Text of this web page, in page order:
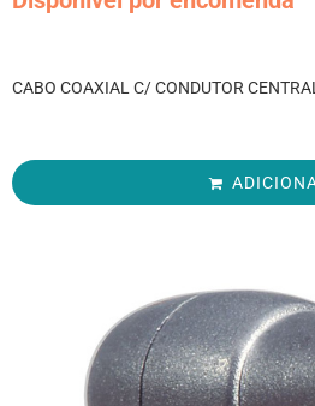
CABO COAXIAL C/ CONDUTOR